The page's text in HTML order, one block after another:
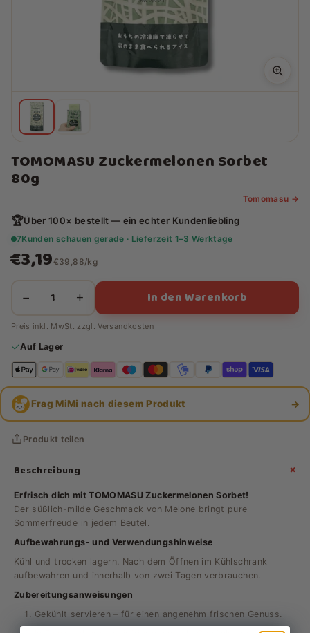
TOMOMASU Zuckermelonen Sorbet
80g
Tomomasu →
🏆Über 100× bestellt — ein echter Kundenliebling
7Kunden schauen gerade · Lieferzeit 1–3 Werktage
€3,19€39,88/kg
− + In den Warenkorb
Preis inkl. MwSt. zzgl.Versandkosten
✓Auf Lager
Frag MiMi nach diesem Produkt →
Produkt teilen
Beschreibung +
Erfrisch dich mit TOMOMASU Zuckermelonen Sorbet!
Der süßlich-milde Geschmack von Melone bringt pure
Sommerfreude in jedem Beutel.
Aufbewahrungs- und Verwendungshinweise
Kühl und trocken lagern. Nach dem Öffnen im Kühlschrank
aufbewahren und innerhalb von zwei Tagen verbrauchen.
Zubereitungsanweisungen
Gekühlt servieren – für einen angenehm frischen Genuss.